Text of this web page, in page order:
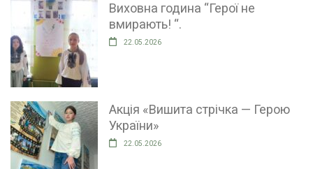
Виховна година “Герої не
вмирають! “.
22.05.2026
Акція «Вишита стрічка — Герою
України»
22.05.2026